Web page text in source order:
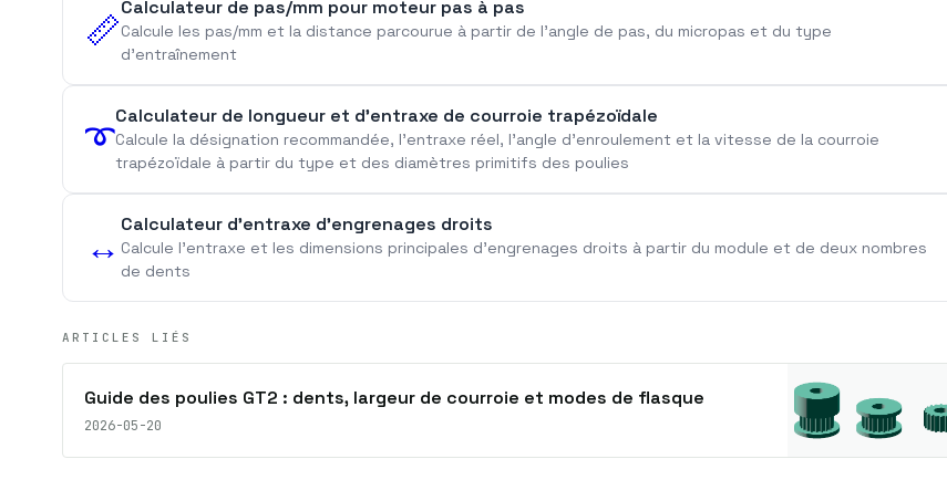
📏
Calculateur de pas/mm pour moteur pas à pas
Calcule les pas/mm et la distance parcourue à partir de l'angle de pas, du micropas et du type
d'entraînement
➰
Calculateur de longueur et d'entraxe de courroie trapézoïdale
Calcule la désignation recommandée, l'entraxe réel, l'angle d'enroulement et la vitesse de la courroie
trapézoïdale à partir du type et des diamètres primitifs des poulies
↔️
Calculateur d'entraxe d'engrenages droits
Calcule l'entraxe et les dimensions principales d'engrenages droits à partir du module et de deux nombres
de dents
ARTICLES LIÉS
Guide des poulies GT2 : dents, largeur de courroie et modes de flasque
2026-05-20